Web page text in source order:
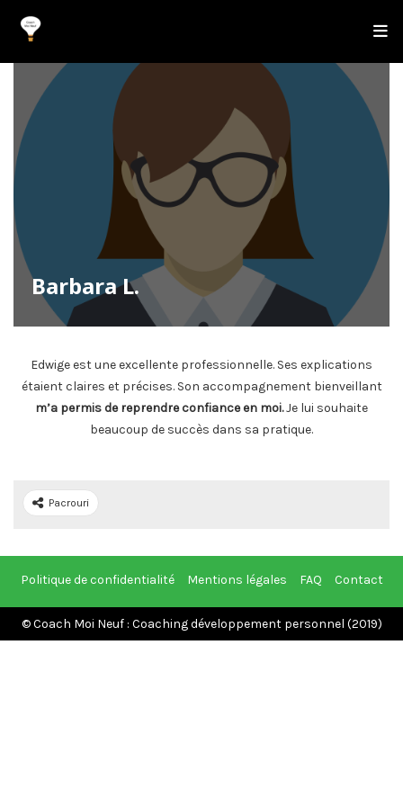
Barbara L.
Edwige est une excellente professionnelle. Ses explications
étaient claires et précises. Son accompagnement bienveillant
m’a permis de reprendre confiance en moi.Je lui souhaite
beaucoup de succès dans sa pratique.
Pacrouri
Politique de confidentialité Mentions légales FAQ Contact
© Coach Moi Neuf : Coaching développement personnel (2019)